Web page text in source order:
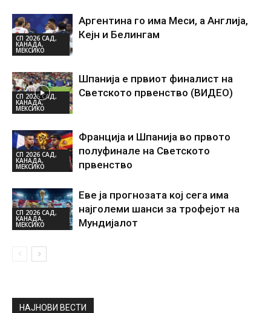
СП 2026 САД,
КАНАДА,
МЕКСИКО
Аргентина го има Меси, а Англија,
Кејн и Белингам
СП 2026 САД,
КАНАДА,
МЕКСИКО
Шпанија е првиот финалист на
Светското првенство (ВИДЕО)
СП 2026 САД,
КАНАДА,
МЕКСИКО
Франција и Шпанија во првото
полуфинале на Светското
првенство
СП 2026 САД,
КАНАДА,
МЕКСИКО
Еве ја прогнозата кој сега има
најголеми шанси за трофејот на
Мундијалот
НАЈНОВИ ВЕСТИ